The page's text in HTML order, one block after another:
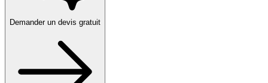
Demander un devis gratuit